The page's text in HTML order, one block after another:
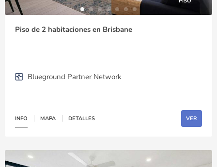
Piso de 2 habitaciones en Brisbane
Blueground Partner Network
INFO MAPA DETALLES VER